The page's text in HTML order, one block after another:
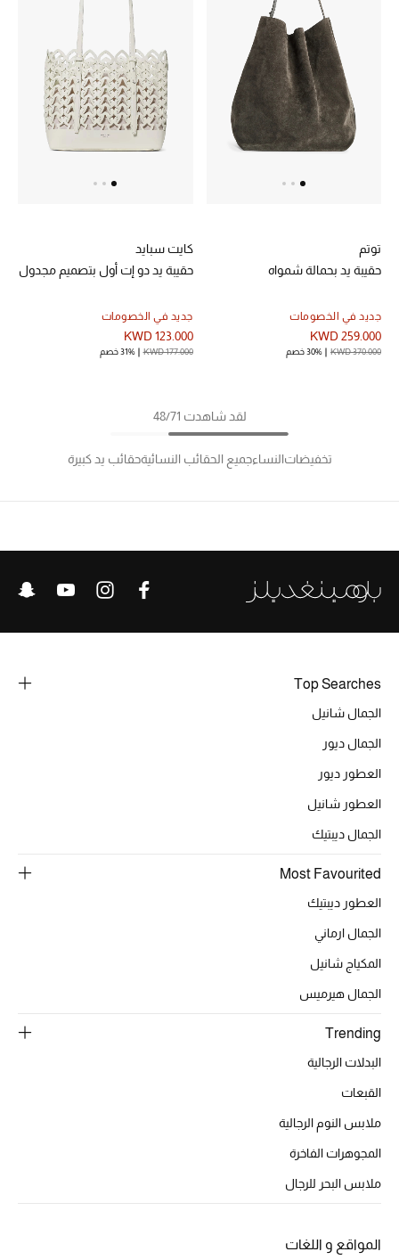
توتم
حقيبة يد بحمالة شمواه
جديد في الخصومات
KWD 259.000
KWD 370.000 30% خصم
كايت سبايد
حقيبة يد دو إت أول بتصميم مجدول
جديد في الخصومات
KWD 123.000
KWD 177.000 31% خصم
لقد شاهدت 48/71
تخفيضاتالنساءجميع الحقائب النسائيةحقائب يد كبيرة
Top Searches
الجمال شانيل
الجمال ديور
العطور ديور
العطور شانيل
الجمال ديبتيك
Most Favourited
العطور ديبتيك
الجمال ارماني
المكياج شانيل
الجمال هيرميس
Trending
البدلات الرجالية
القبعات
ملابس النوم الرجالية
المجوهرات الفاخرة
ملابس البحر للرجال
المواقع و اللغات